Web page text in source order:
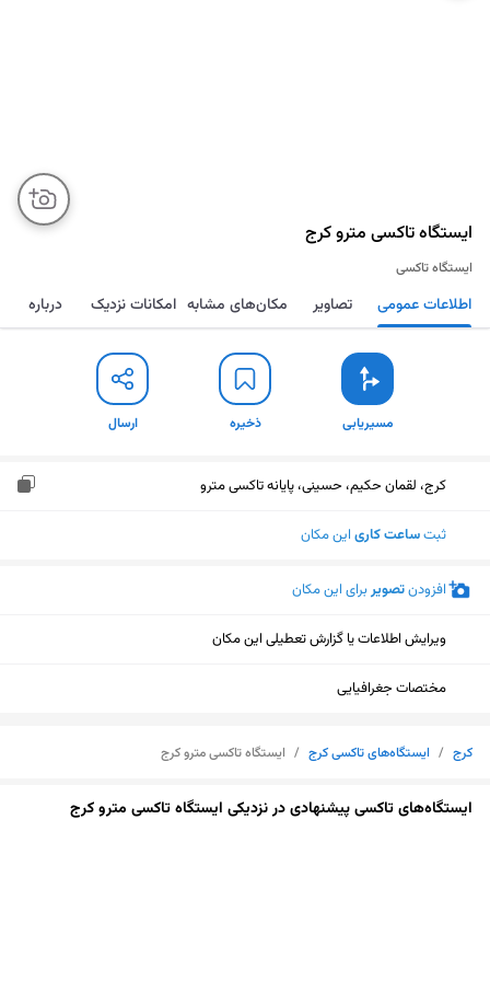
ایستگاه تاکسی مترو کرج
ایستگاه تاکسی
مسیریابی ذخیره ارسال اطلاعات عمومی تصاویر مکان‌های مشابه امکانات نزدیک درباره
مسیریابی ذخیره ارسال
کرج، لقمان حکیم، حسینی، پایانه تاکسی مترو
ثبتساعت کاری این مکان
افزودنتصویربرای این مکان
ویرایش اطلاعات یا گزارش تعطیلی این مکان
مختصات جغرافیایی
کرج / ایستگاه‌های تاکسی کرج / ایستگاه تاکسی مترو کرج
ایستگاه‌های تاکسی پیشنهادی در نزدیکی ایستگاه تاکسی مترو کرج